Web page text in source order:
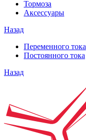
Тормоза
Аксессуары
Назад
Переменного тока
Постоянного тока
Назад